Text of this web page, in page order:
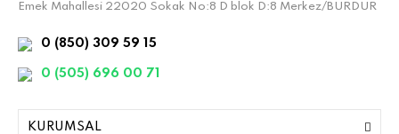
Emek Mahallesi 22020 Sokak No:8 D blok D:8 Merkez/BURDUR
0 (850) 309 59 15
0 (505) 696 00 71
KURUMSAL